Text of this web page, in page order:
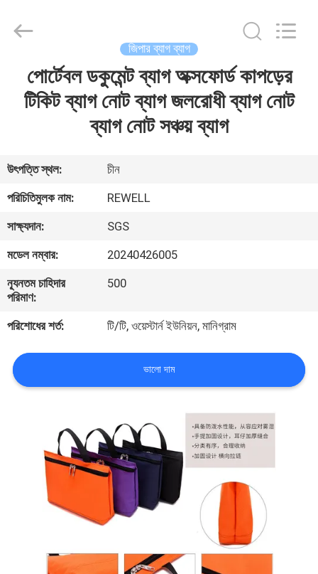
আমাদের
সম্পর্কে
কারখানা
ভ্রমণ
নিয়ন্ত্রণ
সাইট
PRIVACY
POLICY
Rights
জিপার ব্যাগ ব্যাগ
পোর্টেবল ডকুমেন্ট ব্যাগ অক্সফোর্ড কাপড়ের
টিকিট ব্যাগ নোট ব্যাগ জলরোধী ব্যাগ নোট
ব্যাগ নোট সঞ্চয় ব্যাগ
উৎপত্তি স্থল:
চীন
পরিচিতিমুলক নাম:
REWELL
সাক্ষ্যদান:
SGS
মডেল নম্বার:
20240426005
ন্যূনতম চাহিদার
পরিমাণ:
500
পরিশোধের শর্ত: টি/টি, ওয়েস্টার্ন ইউনিয়ন, মানিগ্রাম
ভালো দাম